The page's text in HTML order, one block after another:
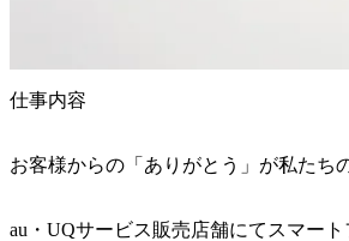
仕事内容
お客様からの「ありがとう」が私たち
au・UQサービス販売店舗にてスマート